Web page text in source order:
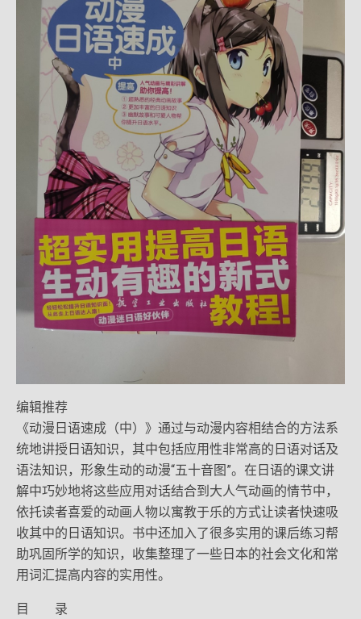
编辑推荐
《动漫日语速成（中）》通过与动漫内容相结合的方法系
统地讲授日语知识，其中包括应用性非常高的日语对话及
语法知识，形象生动的动漫“五十音图”。在日语的课文讲
解中巧妙地将这些应用对话结合到大人气动画的情节中，
依托读者喜爱的动画人物以寓教于乐的方式让读者快速吸
收其中的日语知识。书中还加入了很多实用的课后练习帮
助巩固所学的知识，收集整理了一些日本的社会文化和常
用词汇提高内容的实用性。
目 录